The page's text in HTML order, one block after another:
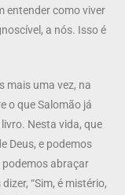
entender como viver
a nós. Isso é
mais uma vez, na
o que Salomão já
Nesta vida, que
Deus, e podemos
podemos abraçar
“Sim, é mistério,